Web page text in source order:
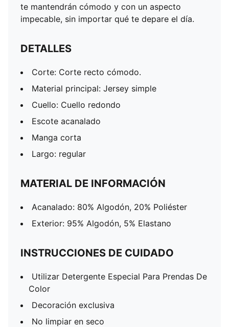
te mantendrán cómodo y con un aspecto
impecable, sin importar qué te depare el día.
DETALLES
Corte: Corte recto cómodo.
Material principal: Jersey simple
Cuello: Cuello redondo
Escote acanalado
Manga corta
Largo: regular
MATERIAL DE INFORMACIÓN
Acanalado: 80% Algodón, 20% Poliéster
Exterior: 95% Algodón, 5% Elastano
INSTRUCCIONES DE CUIDADO
Utilizar Detergente Especial Para Prendas De
Color
Decoración exclusiva
No limpiar en seco